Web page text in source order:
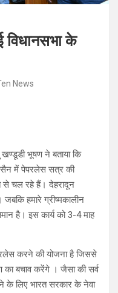
विधानसभा के
News
भूषण ने बताया कि
में पेपरलेस सत्र की
से चल रहे हैं। देहरादून
जबकि हमारे ग्रीष्मकालीन
है। इस कार्य को 3-4 माह
करने की योजना है जिससे
का बचाव करेंगे । जैसा की सर्व
के लिए भारत सरकार के नेवा